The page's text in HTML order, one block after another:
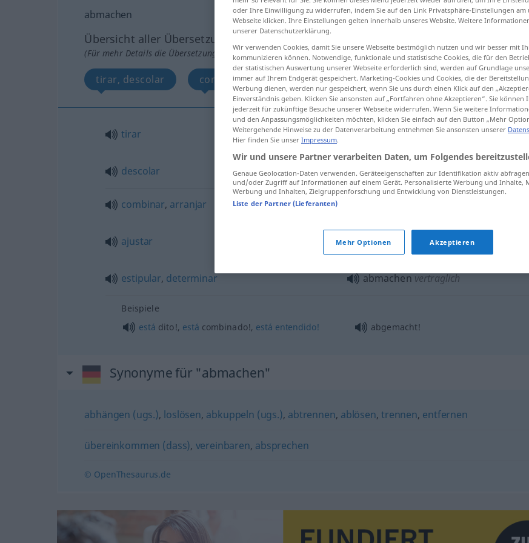
abmachen
Übersicht aller Übersetzungen
(Für mehr Details die Übersetzung anklicken/antippen)
tirar, descolar combinar, arranjar, ajustar, estipular, determinar
tirar abmachen(≈ ablösen)
descolar abmachen
combinar, arranjar
ajustar abmachen Arbeit, Preis
estipular, determinar abmachen vertraglich
Beispiele
está dito!, está combinado!, está entendido! abgemacht!
Synonyme für "abmachen"
abhängen (ugs.), loslösen, abkuppeln (ugs.), abtrennen, ablösen,trennen, entfernen
übereinkommen (dass), vereinbaren, absprechen
© OpenThesaurus.de
oder Ihre Einwilligung zu widerrufen, indem Sie auf den Link Privatsphäre-Einstellungen am
Webseite klicken. Ihre Einstellungen gelten innerhalb unseres Website. Weitere
unserer Datenschutzerklärung.
Wir verwenden Cookies, damit Sie unsere Webseite bestmöglich nutzen und wir besser mit
kommunizieren können. Notwendige, funktionale und statistische Cookies, die für den
der statistischen Auswertung unserer Webseite erforderlich sind, werden auf Grundlage
immer auf Ihrem Endgerät gespeichert. Marketing-Cookies und Cookies, die der
Werbung dienen, werden nur gespeichert, wenn Sie uns durch einen Klick auf den
Einverständnis geben. Klicken Sie ansonsten auf „Fortfahren ohne Akzeptieren“. Sie können
jederzeit für zukünftige Besuche unserer Webseite widerrufen. Wenn Sie weitere
und den Anpassungsmöglichkeiten möchten, klicken Sie einfach auf den Button „Mehr
Weitergehende Hinweise zu der Datenverarbeitung entnehmen Sie ansonsten unserer
Hier finden Sie unser Impressum.
Wir und unsere Partner verarbeiten Daten, um Folgendes
Genaue Geolocation-Daten verwenden. Geräteeigenschaften zur Identifikation aktiv
und/oder Zugriff auf Informationen auf einem Gerät. Personalisierte Werbung und Inhalte,
Werbung und Inhalten, Zielgruppenforschung und Entwicklung von Dienstleistungen.
Liste der Partner (Lieferanten)
Mehr Optionen Akzeptieren